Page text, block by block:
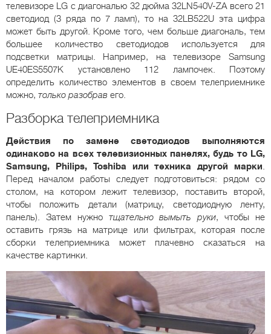
телевизоре LG c диагональю 32 дюйма 32LN540V-ZA всего 21
светодиод (3 ряда по 7 ламп), то на 32LB522U эта цифра
может быть другой. Кроме того, чем больше диагональ, тем
большее количество светодиодов используется для
подсветки матрицы. Например, на телевизоре Samsung
UE40ES5507K установлено 112 лампочек. Поэтому
определить количество элементов в своем телеприемнике
можно, только разобрав его.
Разборка телеприемника
Действия по замене светодиодов выполняются
одинаково на всех телевизионных панелях, будь то LG,
Samsung, Philips, Toshiba или техника другой марки.
Перед началом работы следует подготовиться: рядом со
столом, на котором лежит телевизор, поставить второй,
чтобы положить детали (матрицу, светодиодную ленту,
панель). Затем нужно тщательно вымыть руки, чтобы не
оставить грязь на матрице или фильтрах, которая после
сборки телеприемника может плачевно сказаться на
качестве картинки.